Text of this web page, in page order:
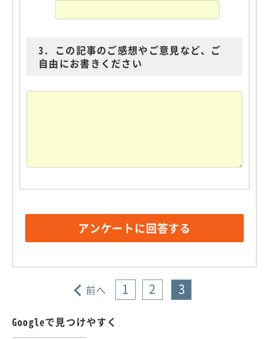
3. この記事のご感想やご意見など、ご
自由にお書きください
前へ 1 2 3
Googleで見つけやすく